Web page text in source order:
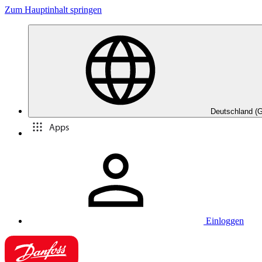
Zum Hauptinhalt springen
Deutschland
Apps
Einloggen